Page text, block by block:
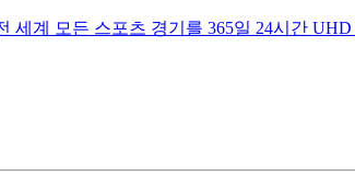
모든 스포츠 경기를 365일 24시간